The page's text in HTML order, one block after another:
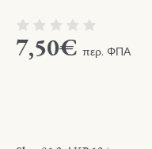
7,50€ περ. ΦΠΑ